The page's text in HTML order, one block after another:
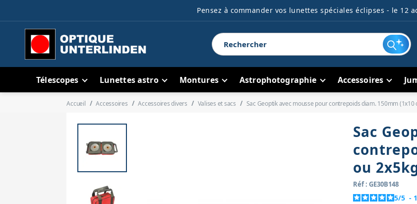
Pensez à commander vos lunettes spéciales éclipses - le 12
Télescopes Lunettes astro Montures Astrophotographie Accessoires
Accueil Accessoires Accessoires divers Valises et sacs Sac Geoptik avec mousse pour contrepoids diam. 150mm (1x10
Sac
ou
Réf : GE30B148
5/5 - 1